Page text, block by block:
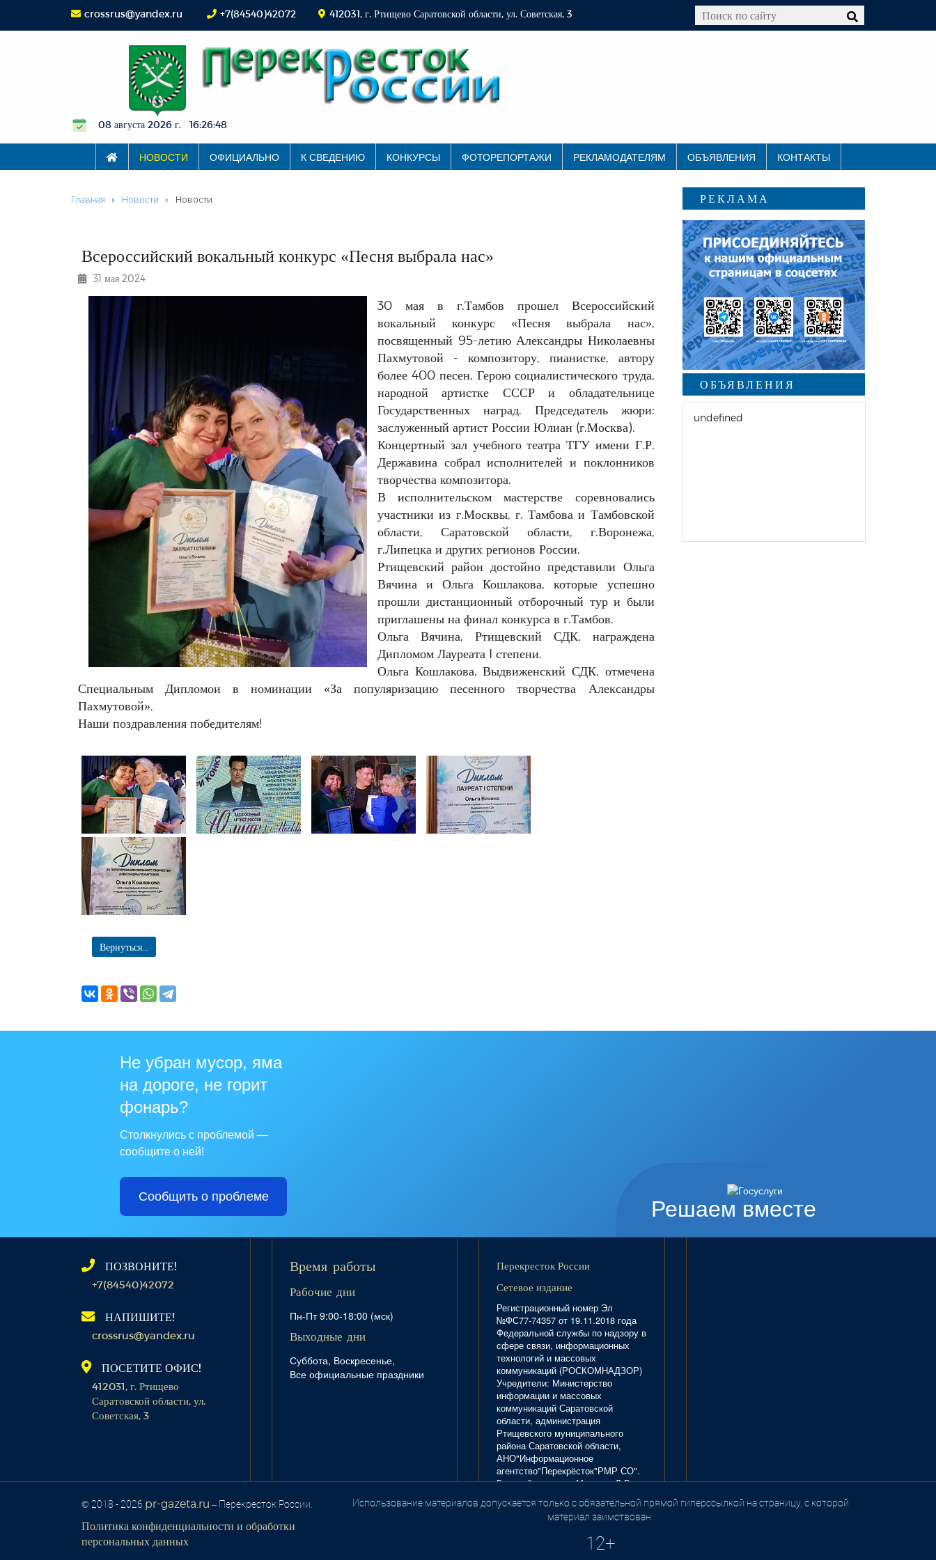
crossrus@yandex.ru +7(84540)42072 412031, г. Ртищево Саратовской области, ул. Советская, 3
08 августа 2026 г. 16:26:48
НОВОСТИ ОФИЦИАЛЬНО К СВЕДЕНИЮ КОНКУРСЫ ФОТОРЕПОРТАЖИ РЕКЛАМОДАТЕЛЯМ ОБЪЯВЛЕНИЯ КОНТАКТЫ
Главная Новости Новости
Всероссийский вокальный конкурс «Песня выбрала нас»
31 мая 2024
30 мая в г.Тамбов прошел Всероссийский
вокальный конкурс «Песня выбрала нас»,
посвященный 95-летию Александры Николаевны
Пахмутовой - композитору, пианистке, автору
более 400 песен, Герою социалистического труда,
народной артистке СССР и обладательнице
Государственных наград. Председатель жюри:
заслуженный артист России Юлиан (г.Москва).
Концертный зал учебного театра ТГУ имени Г.Р.
Державина собрал исполнителей и поклонников
творчества композитора.
В исполнительском мастерстве соревновались
участники из г.Москвы, г. Тамбова и Тамбовской
области, Саратовской области, г.Воронежа,
г.Липецка и других регионов России.
Ртищевский район достойно представили Ольга
Вячина и Ольга Кошлакова, которые успешно
прошли дистанционный отборочный тур и были
приглашены на финал конкурса в г.Тамбов.
Ольга Вячина, Ртищевский СДК, награждена
Дипломом Лауреата I степени.
Ольга Кошлакова, Выдвиженский СДК, отмечена
Специальным Дипломои в номинации «За популяризацию песенного творчества Александры
Пахмутовой».
Наши поздравления победителям!
Вернуться...
РЕКЛАМА
ОБЪЯВЛЕНИЯ
undefined
Решаем вместе
Не убран мусор, яма
на дороге, не горит
фонарь?
Столкнулись с проблемой —
сообщите о ней!
Сообщить о проблеме
ПОЗВОНИТЕ!
+7(84540)42072
НАПИШИТЕ!
crossrus@yandex.ru
ПОСЕТИТЕ ОФИС!
412031, г. Ртищево
Саратовской области, ул.
Советская, 3
Время работы
Рабочие дни
Пн-Пт 9:00-18:00 (мск)
Выходные дни
Суббота, Воскресенье,
Все официальные праздники
Перекресток России
Сетевое издание
Регистрационный номер Эл
№ФС77-74357 от 19.11.2018 года
Федеральной службы по надзору в
сфере связи, информационных
технологий и массовых
коммуникаций (РОСКОМНАДЗОР)
Учредители: Министерство
информации и массовых
коммуникаций Саратовской
области, администрация
Ртищевского муниципального
района Саратовской области,
АНО"Информационное
агентство"Перекрёсток"РМР СО".
Главный редактор Маркова Л.В.
Тел. 8(84540)4-20-72; отдел
рекламы - 4-29-10.
© 2018 - 2026 pr-gazeta.ru – Перекресток России.
Политика конфиденциальности и обработки
персональных данных
Использование материалов допускается только с обязательной прямой гиперссылкой на страницу, с которой
материал заимствован.
12+